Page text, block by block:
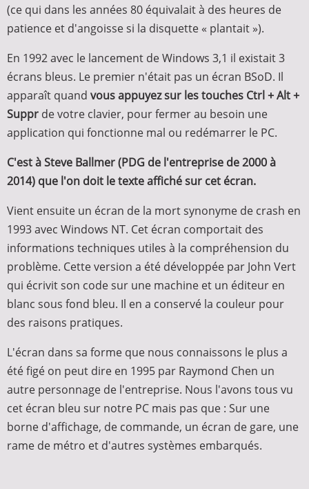
(ce qui dans les années 80 équivalait à des heures de
patience et d'angoisse si la disquette « plantait »).
En 1992 avec le lancement de Windows 3,1 il existait 3
écrans bleus. Le premier n'était pas un écran BSoD. Il
apparaît quand vous appuyez sur les touches Ctrl + Alt +
Suppr de votre clavier, pour fermer au besoin une
application qui fonctionne mal ou redémarrer le PC.
C'est à Steve Ballmer (PDG de l'entreprise de 2000 à
2014) que l'on doit le texte affiché sur cet écran.
Vient ensuite un écran de la mort synonyme de crash en
1993 avec Windows NT. Cet écran comportait des
informations techniques utiles à la compréhension du
problème. Cette version a été développée par John Vert
qui écrivit son code sur une machine et un éditeur en
blanc sous fond bleu. Il en a conservé la couleur pour
des raisons pratiques.
L'écran dans sa forme que nous connaissons le plus a
été figé on peut dire en 1995 par Raymond Chen un
autre personnage de l'entreprise. Nous l'avons tous vu
cet écran bleu sur notre PC mais pas que : Sur une
borne d'affichage, de commande, un écran de gare, une
rame de métro et d'autres systèmes embarqués.